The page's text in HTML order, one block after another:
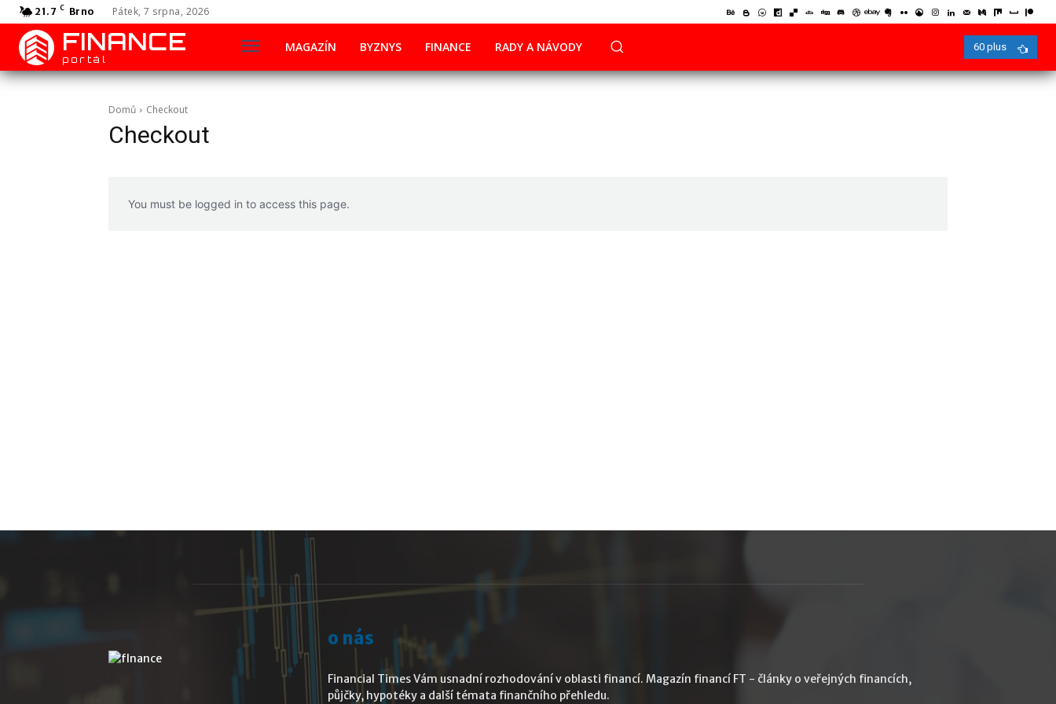
21.7 C Brno Pátek, 7 srpna, 2026
FINANCE
portál
MAGAZÍN BYZNYS FINANCE RADY A NÁVODY 60 plus
Domů Checkout
Checkout
You must be logged in to access this page.
o nás
Financial Times Vám usnadní rozhodování v oblasti financí. Magazín financí FT - články o veřejných financích,
půjčky, hypotéky a další témata finančního přehledu.